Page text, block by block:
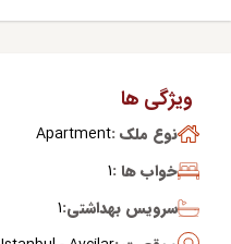
ویژگی ها
نوع ملک :Apartment
خواب ها :1
سرویس بهداشتی:1